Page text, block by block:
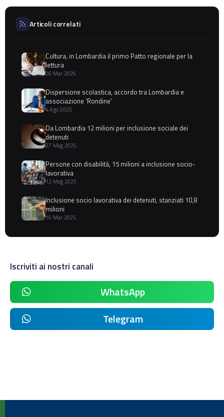
Articoli correlati
Cultura, in Lombardia il primo Patto regionale per la
lettura
26 Mar 2026
Dispersione scolastica, accordo tra Lombardia e
associazione ‘Rondine’
4 Ago 2025
Da Lombardia 12 milioni per inclusione sociale dei
detenuti
27 Mag 2025
Persone con disabilità, 15 milioni a inclusione socio-
lavorativa
12 Mag 2025
Inclusione socio lavorativa dei detenuti, stanziati 10,8
milioni
10 Mar 2025
Iscriviti ai nostri canali
WhatsApp
Telegram